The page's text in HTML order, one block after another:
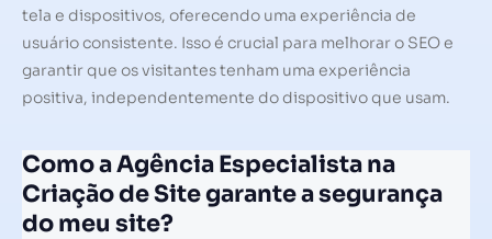
tela e dispositivos, oferecendo uma experiência de
usuário consistente. Isso é crucial para melhorar o SEO e
garantir que os visitantes tenham uma experiência
positiva, independentemente do dispositivo que usam.
Como a Agência Especialista na
Criação de Site garante a segurança
do meu site?